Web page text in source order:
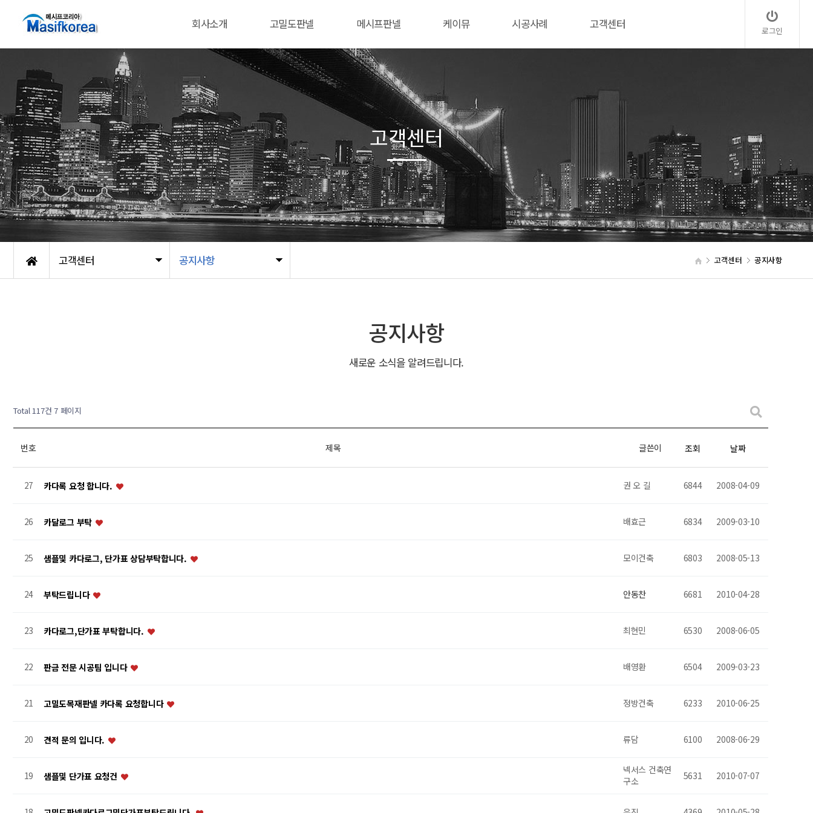
회사소개 고밀도판넬 메시프판넬 케이뮤 시공사례 고객센터 로그인
고객센터 공지사항 고객센터 공지사항
고객센터
공지사항
새로운 소식을 알려드립니다.
Total 117건 7 페이지
번호 제목 글쓴이 조회 날짜
27 카다록 요청 합니다. 권 오 길 6844 2008-04-09
26 카달로그 부탁 배효근 6834 2009-03-10
25 샘플및 카다로그, 단가표 상담부탁합니다. 모이건축 6803 2008-05-13
24 부탁드립니다 안동찬 6681 2010-04-28
23 카다로그,단가표 부탁합니다. 최현민 6530 2008-06-05
22 판금 전문 시공팀 입니다 배영환 6504 2009-03-23
21 고밀도목재판넬 카다록 요청합니다 정방건축 6233 2010-06-25
20 견적 문의 입니다. 류담 6100 2008-06-29
19 샘플및 단가표 요청건
넥서스 건축연
구소
5631 2010-07-07